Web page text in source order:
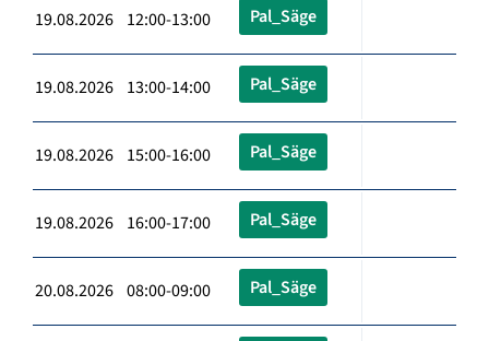
19.08.2026 12:00-13:00 Pal_Säge
19.08.2026 13:00-14:00 Pal_Säge
19.08.2026 15:00-16:00 Pal_Säge
19.08.2026 16:00-17:00 Pal_Säge
20.08.2026 08:00-09:00 Pal_Säge